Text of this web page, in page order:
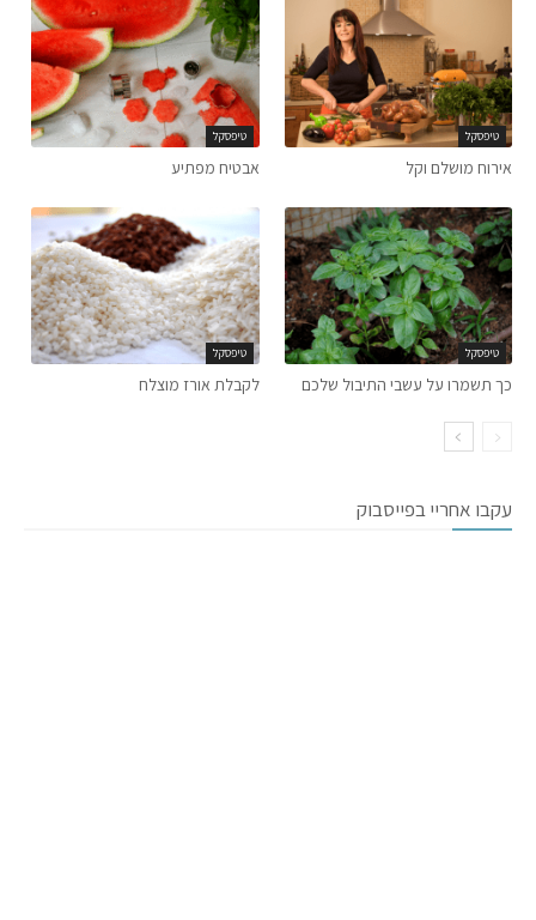
טיפסקל
אירוח מושלם וקל
טיפסקל
אבטיח מפתיע
טיפסקל
כך תשמרו על עשבי התיבול שלכם
טיפסקל
לקבלת אורז מוצלח
עקבו אחריי בפייסבוק